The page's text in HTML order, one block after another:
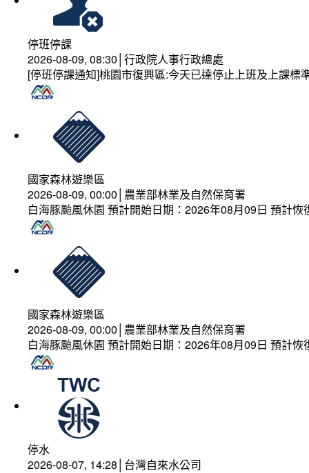
停班停課
2026-08-09, 08:30│行政院人事行政總處
[停班停課通知]桃園市復興區:今天已達停止上班及上課
國家森林遊樂區
2026-08-09, 00:00│農業部林業及自然保育署
白海豚颱風休園 預計開始日期：2026年08月09日 預計
國家森林遊樂區
2026-08-09, 00:00│農業部林業及自然保育署
白海豚颱風休園 預計開始日期：2026年08月09日 預計
停水
2026-08-07, 14:28│台灣自來水公司